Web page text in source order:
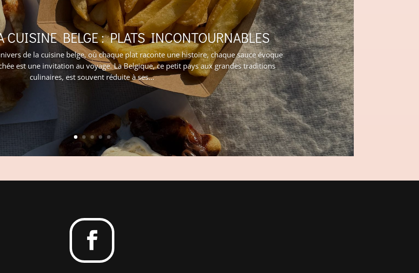
CUISINE BELGE : PLATS INCONTOURNABLES
de la cuisine belge, où chaque plat raconte une histoire, chaque sauce évoque
est une invitation au voyage. La Belgique, ce petit pays aux grandes traditions
culinaires, est souvent réduite à ses...